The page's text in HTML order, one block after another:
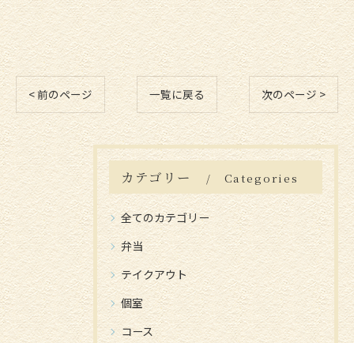
< 前のページ 一覧に戻る 次のページ >
カテゴリー Categories
全てのカテゴリー
弁当
テイクアウト
個室
コース